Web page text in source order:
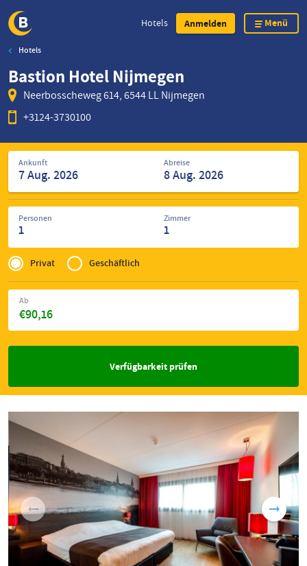
Direkt
zum
Inhalt
Hotels Anmelden Menü
Hotels
Bastion Hotel Nijmegen
Neerbosscheweg 614, 6544 LL Nijmegen
+3124-3730100
Suche
nach
Hotels
Ankunft Abreise
Personen
1
Zimmer
1
Privé
of
Zakelijk
Privat Geschäftlich
€90,16
Ab
Verfügbarkeit prüfen